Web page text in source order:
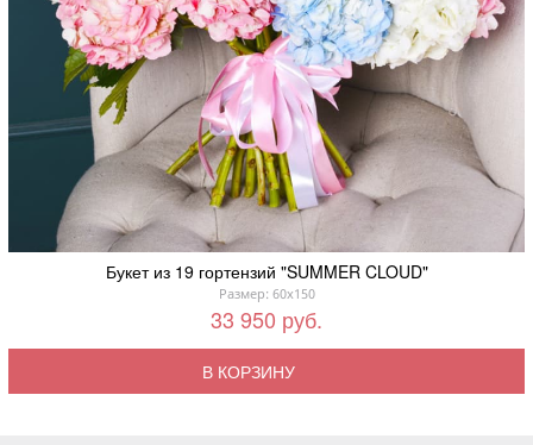
Букет из 19 гортензий "SUMMER CLOUD"
Размер: 60x150
33 950 руб.
В КОРЗИНУ